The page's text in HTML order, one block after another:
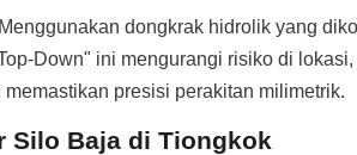
dongkrak hidrolik yang
Down" ini mengurangi risiko di
presisi perakitan milimetrik.
Silo Baja di Tiongkok